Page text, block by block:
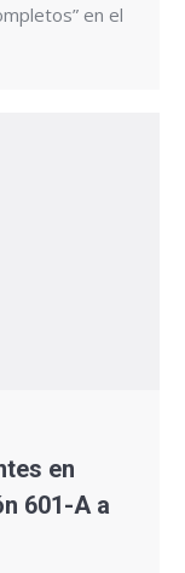
en el
en
601-A a